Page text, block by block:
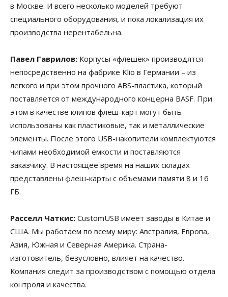
в Москве. И всего несколько моделей требуют
специального оборудования, и пока локализация их
производства нерентабельна.
Павел Гаврилов: Корпусы «флешек» производятся
непосредственно на фабрике Klio в Германии – из
легкого и при этом прочного ABS-пластика, который
поставляется от международного концерна BASF. При
этом в качестве клипов флеш-карт могут быть
использованы как пластиковые, так и металлические
элементы. После этого USB-накопители комплектуются
чипами необходимой емкости и поставляются
заказчику. В настоящее время на наших складах
представлены флеш-карты с объемами памяти 8 и 16
ГБ.
Расселл Чаткис: CustomUSB имеет заводы в Китае и
США. Мы работаем по всему миру: Австралия, Европа,
Азия, Южная и Северная Америка. Страна-
изготовитель, безусловно, влияет на качество.
Компания следит за производством с помощью отдела
контроля и качества.